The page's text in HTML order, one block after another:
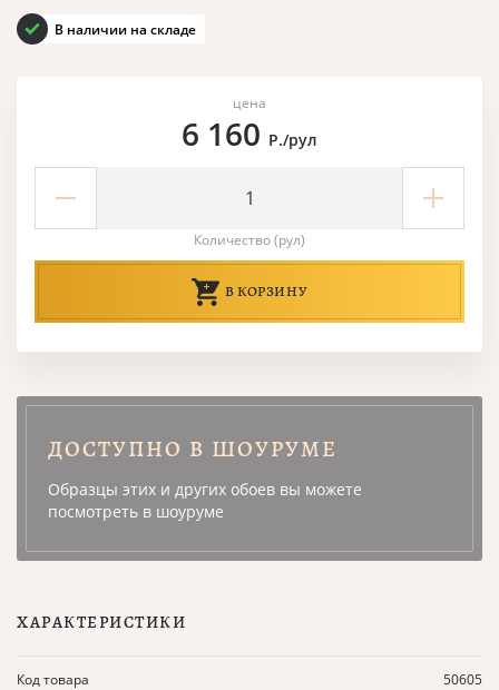
В наличии на складе
цена
6 160 Р./рул
Количество (рул)
В КОРЗИНУ
ДОСТУПНО В ШОУРУМЕ
Образцы этих и других обоев вы можете
посмотреть в шоуруме
ХАРАКТЕРИСТИКИ
Код товара 50605